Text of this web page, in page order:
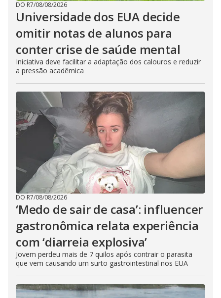
DO R7/08/08/2026
Universidade dos EUA decide
omitir notas de alunos para
conter crise de saúde mental
Iniciativa deve facilitar a adaptação dos calouros e reduzir
a pressão acadêmica
DO R7/08/08/2026
‘Medo de sair de casa’: influencer
gastronômica relata experiência
com ‘diarreia explosiva’
Jovem perdeu mais de 7 quilos após contrair o parasita
que vem causando um surto gastrointestinal nos EUA